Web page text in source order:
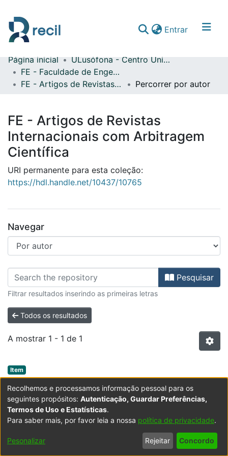
Entrar(current)
Comunidades & Coleções
Percorrer repositório
Página inicial
ULusófona - Centro Universitário de Lisboa
FE - Faculdade de Engenharia
FE - Artigos de Revistas Internacionais com Arbitragem Científica
Percorrer por autor
FE - Artigos de Revistas
Internacionais com Arbitragem
Científica
URI permanente para esta coleção:
https://hdl.handle.net/10437/10765
Navegar
Percorrer FE - Artigos de Pesquisar
Filtrar resultados inserindo as primeiras letras
Todos os resultados
A mostrar 1 - 1 de 1
Item type:
Item,
Microfluidic bioreactors for enzymatic
synthesis in packed-bed reactors—Multi-
step reactions and upscaling
Elsevier B.V. ,2020-11-10 Brás, Eduardo J.S.;
Domingues, Cristiana
;Fernandes, Pedro
HEI-LAB - Human Environment
Enzymatic synthesis of biochemical commodities is of
upmost importance as it represents a greener
Recolhemos e processamos informação pessoal para os
seguintes propósitos: Autenticação, Guardar Preferências,
Termos de Uso e Estatísticas.
Para saber mais, por favor leia a nossa política de privacidade.
Pesonalizar Rejeitar Concordo